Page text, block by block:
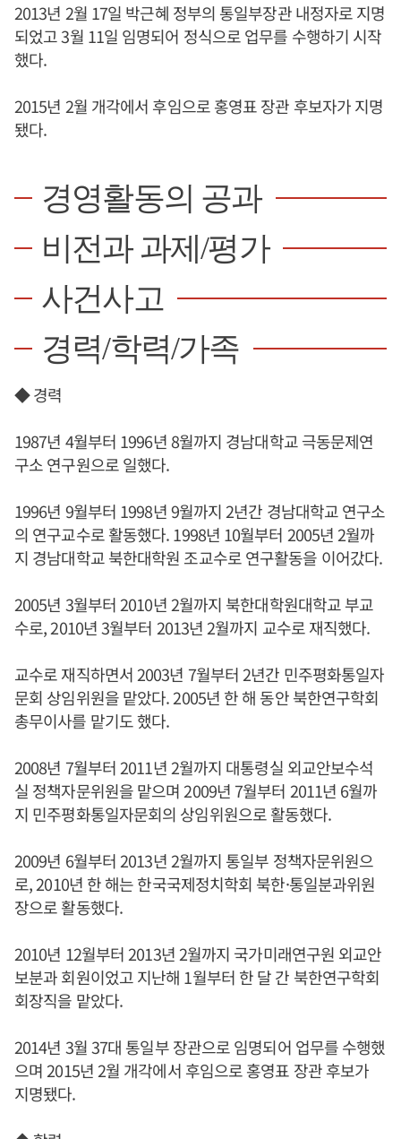
2013년 2월 17일 박근혜 정부의 통일부장관 내정자로 지명
되었고 3월 11일 임명되어 정식으로 업무를 수행하기 시작
했다.
2015년 2월 개각에서 후임으로 홍영표 장관 후보자가 지명
됐다.
경영활동의 공과
비전과 과제/평가
사건사고
경력/학력/가족
◆ 경력
1987년 4월부터 1996년 8월까지 경남대학교 극동문제연
구소 연구원으로 일했다.
1996년 9월부터 1998년 9월까지 2년간 경남대학교 연구소
의 연구교수로 활동했다. 1998년 10월부터 2005년 2월까
지 경남대학교 북한대학원 조교수로 연구활동을 이어갔다.
2005년 3월부터 2010년 2월까지 북한대학원대학교 부교
수로, 2010년 3월부터 2013년 2월까지 교수로 재직했다.
교수로 재직하면서 2003년 7월부터 2년간 민주평화통일자
문회 상임위원을 맡았다. 2005년 한 해 동안 북한연구학회
총무이사를 맡기도 했다.
2008년 7월부터 2011년 2월까지 대통령실 외교안보수석
실 정책자문위원을 맡으며 2009년 7월부터 2011년 6월까
지 민주평화통일자문회의 상임위원으로 활동했다.
2009년 6월부터 2013년 2월까지 통일부 정책자문위원으
로, 2010년 한 해는 한국국제정치학회 북한·통일분과위원
장으로 활동했다.
2010년 12월부터 2013년 2월까지 국가미래연구원 외교안
보분과 회원이었고 지난해 1월부터 한 달 간 북한연구학회
회장직을 맡았다.
2014년 3월 37대 통일부 장관으로 임명되어 업무를 수행했
으며 2015년 2월 개각에서 후임으로 홍영표 장관 후보가
지명됐다.